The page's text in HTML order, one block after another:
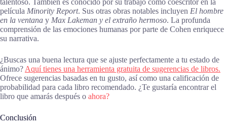
película Minority Report. Sus otras obras notables incluyen El hombre
en la ventana y Max Lakeman y el extraño hermoso. La profunda
comprensión de las emociones humanas por parte de Cohen enriquece
su narrativa.
¿Buscas una buena lectura que se ajuste perfectamente a tu estado de
ánimo? Aquí tienes una herramienta gratuita de sugerencias de libros.
Ofrece sugerencias basadas en tu gusto, así como una calificación de
probabilidad para cada libro recomendado. ¿Te gustaría encontrar el
libro que amarás después o ahora?
Conclusión